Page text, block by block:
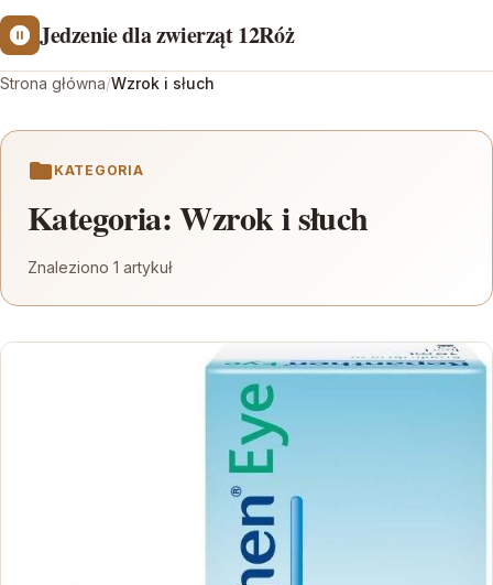
Jedzenie dla zwierząt 12Róż
Strona główna/Wzrok i słuch
KATEGORIA
Kategoria:Wzrok i słuch
Znaleziono 1 artykuł